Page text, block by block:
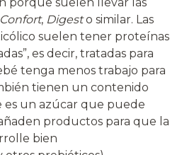
Confort, Digesto similar. Las
suelen tener proteínas
es decir, tratadas para
tenga menos trabajo para
tienen un contenido
es un azúcar que puede
productos para que la
bien